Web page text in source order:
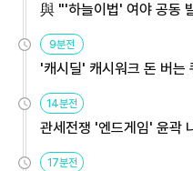
與 "'하늘이법' 여야 공동
9분전
'캐시딜' 캐시워크 돈 버는
14분전
관세전쟁 '엔드게임' 윤곽
용해야
17분전